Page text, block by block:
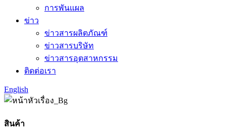
การพันแผล
ข่าว
ข่าวสารผลิตภัณฑ์
ข่าวสารบริษัท
ข่าวสารอุตสาหกรรม
ติดต่อเรา
English
สินค้า